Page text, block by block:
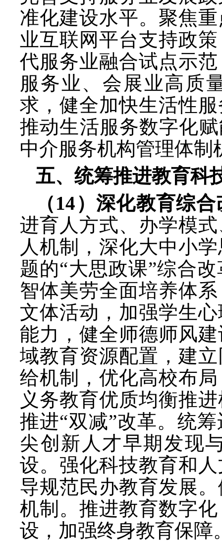
准化建设水平。聚焦
业互联网平台支持政
代服务业融合试点示
服务业、会展业高质
求，健全加快生活性
推动生活服务数字化
中介服务机构管理体制
五、统筹推进教育科
（14）深化教育综
进育人方式、办学模
人机制，深化大中小
题的“大思政课”综合
智体美劳全面培养体
文体活动，加强学生
能力，健全师德师风
域教育资源配置，建
给机制，优化高校布
义务教育优质均衡推
推进“双减”改革。统
尖创新人才早期发现
设。强化科技教育和
导规范民办教育发展
机制。推进教育数字
设，加强终身教育保障